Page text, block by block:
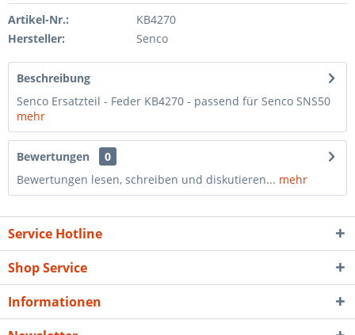
Artikel-Nr.:
KB4270
Hersteller:
Senco
Beschreibung
Senco Ersatzteil - Feder KB4270 - passend für Senco SNS50
mehr
Bewertungen
0
Bewertungen lesen, schreiben und diskutieren... mehr
Service Hotline
Shop Service
Informationen